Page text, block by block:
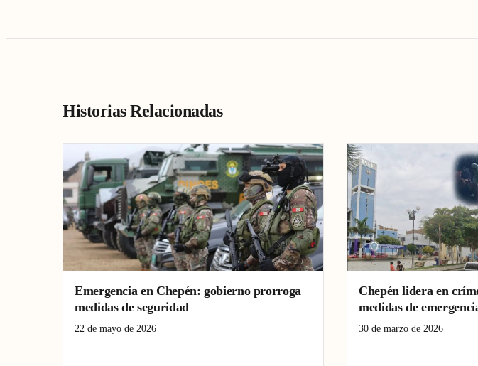
Historias Relacionadas
Emergencia en Chepén: gobierno prorroga
medidas de seguridad
22 de mayo de 2026
Chepén lidera en
medidas de
30 de marzo de 2026